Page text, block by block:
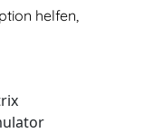
helfen,